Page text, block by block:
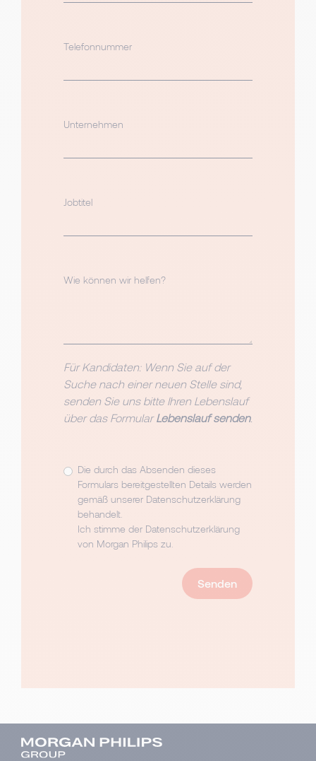
Telefonnummer
Unternehmen
Jobtitel
Wie können wir helfen?
Für Kandidaten: Wenn Sie auf der
Suche nach einer neuen Stelle sind,
senden Sie uns bitte Ihren Lebenslauf
über das FormularLebenslauf senden.
Die durch das Absenden dieses
Formulars bereitgestellten Details werden
gemäß unserer Datenschutzerklärung
behandelt.
Ich stimme der Datenschutzerklärung
von Morgan Philips zu.